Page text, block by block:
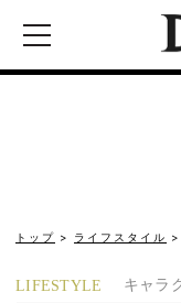
トップ ライフスタイル
LIFESTYLE キャラ